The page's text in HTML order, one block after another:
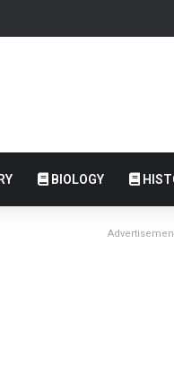
BIOLOGY